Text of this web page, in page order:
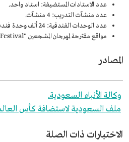
عدد الاستادات المستضيفة: استاد واحد.
عدد منشآت التدريب: 4 منشآت.
عدد الوحدات الفندقية: 24 ألف وحدة فندقية.
مواقع مقترحة لمهرجان المشجعين "FIFA Fan Festival": موقعان.
المصادر
وكالة الأنباء السعودية.
ملف السعودية لاستضافة كأس العالم
الاختبارات ذات الصلة